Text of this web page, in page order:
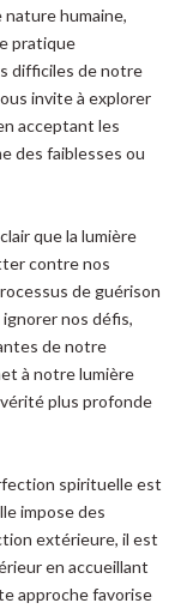
humaine,
pratique
difficiles de notre
invite à explorer
acceptant les
des faiblesses ou
que la lumière
contre nos
de guérison
nos défis,
de notre
à notre lumière
plus profonde
spirituelle est
impose des
extérieure, il est
en accueillant
approche favorise